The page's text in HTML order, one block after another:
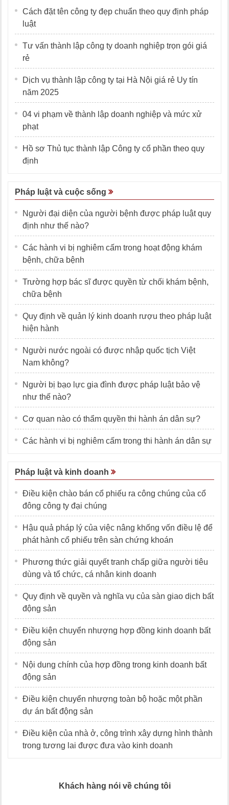
Cách đặt tên công ty đẹp chuẩn theo quy định pháp
luật
Tư vấn thành lập công ty doanh nghiệp trọn gói giá
rẻ
Dịch vụ thành lập công ty tại Hà Nội giá rẻ Uy tín
năm 2025
04 vi phạm về thành lập doanh nghiệp và mức xử
phạt
Hồ sơ Thủ tục thành lập Công ty cổ phần theo quy
định
Pháp luật và cuộc sống
Người đại diện của người bệnh được pháp luật quy
định như thế nào?
Các hành vi bị nghiêm cấm trong hoạt động khám
bệnh, chữa bệnh
Trường hợp bác sĩ được quyền từ chối khám bệnh,
chữa bệnh
Quy định về quản lý kinh doanh rượu theo pháp luật
hiện hành
Người nước ngoài có được nhập quốc tịch Việt
Nam không?
Người bị bạo lực gia đình được pháp luật bảo vệ
như thế nào?
Cơ quan nào có thẩm quyền thi hành án dân sự?
Các hành vi bị nghiêm cấm trong thi hành án dân sự
Pháp luật và kinh doanh
Điều kiện chào bán cổ phiếu ra công chúng của cổ
đông công ty đại chúng
Hậu quả pháp lý của việc nâng khống vốn điều lệ để
phát hành cổ phiếu trên sàn chứng khoán
Phương thức giải quyết tranh chấp giữa người tiêu
dùng và tổ chức, cá nhân kinh doanh
Quy định về quyền và nghĩa vụ của sàn giao dịch bất
động sản
Điều kiện chuyển nhượng hợp đồng kinh doanh bất
động sản
Nội dung chính của hợp đồng trong kinh doanh bất
động sản
Điều kiện chuyển nhượng toàn bộ hoặc một phần
dự án bất động sản
Điều kiện của nhà ở, công trình xây dựng hình thành
trong tương lai được đưa vào kinh doanh
Khách hàng nói về chúng tôi